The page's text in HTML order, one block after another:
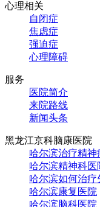
心理相关
自闭症
焦虑症
强迫症
心理障碍
服务
医院简介
来院路线
新闻头条
黑龙江京科脑康医院
哈尔滨治疗精神
哈尔滨精神科医
哈尔滨如何治疗
哈尔滨康复医院
哈尔滨脑科医院